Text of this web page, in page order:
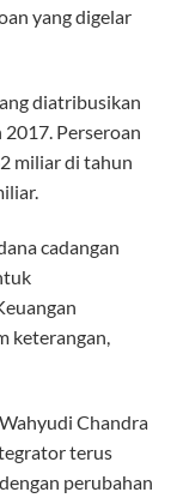
yang digelar
diatribusikan
Perseroan
miliar di tahun
cadangan
keterangan,
Chandra
terus
perubahan